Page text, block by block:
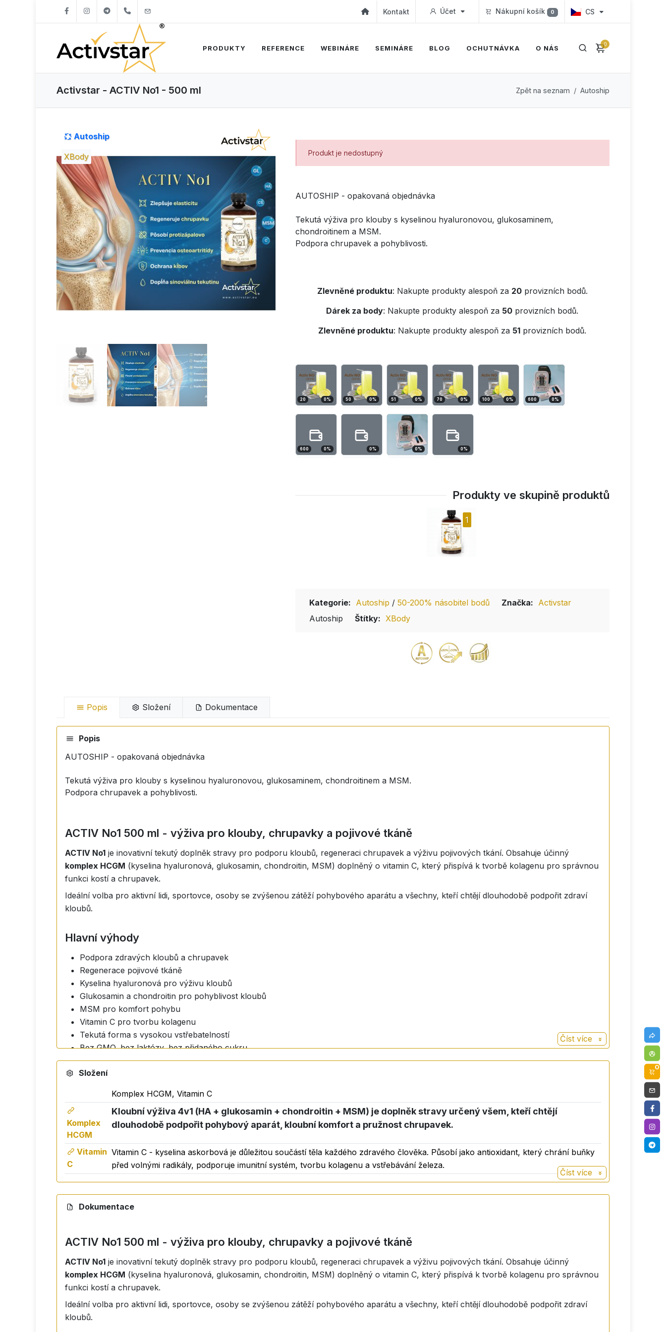
+421904262747 Kontakt Účet Nákupní košík 0 CS
0
PRODUKTY REFERENCE WEBINÁRE SEMINÁRE BLOG OCHUTNÁVKA O NÁS
Activstar - ACTIV No1 - 500 ml Zpět na seznam Autoship
Autoship
XBody Produkt je nedostupný
AUTOSHIP - opakovaná objednávka
Tekutá výživa pro klouby s kyselinou hyaluronovou, glukosaminem,
chondroitinem a MSM.
Podpora chrupavek a pohyblivosti.
Zlevněné produktu: Nakupte produkty alespoň za 20provizních bodů.
Dárek za body: Nakupte produkty alespoň za 50 provizních bodů.
Zlevněné produktu: Nakupte produkty alespoň za 51 provizních bodů.
20 0% 50 0% 51 0% 70 0% 100 0% 600 0%
600 0% 0% 0% 0%
Produkty ve skupině produktů
1
Kategorie: Autoship / 50-200% násobitel bodů Značka: Activstar
Autoship
Štítky: XBody
Popis Složení Dokumentace
Popis
AUTOSHIP - opakovaná objednávka
Tekutá výživa pro klouby s kyselinou hyaluronovou, glukosaminem, chondroitinem a MSM.
Podpora chrupavek a pohyblivosti.
ACTIV No1 500 ml - výživa pro klouby, chrupavky a pojivové tkáně
ACTIV No1 je inovativní tekutý doplněk stravy pro podporu kloubů, regeneraci chrupavek a výživu pojivových tkání. Obsahuje účinný
komplex HCGM (kyselina hyaluronová, glukosamin, chondroitin, MSM) doplněný o vitamin C, který přispívá k tvorbě kolagenu pro správnou
funkci kostí a chrupavek.
Ideální volba pro aktivní lidi, sportovce, osoby se zvýšenou zátěží pohybového aparátu a všechny, kteří chtějí dlouhodobě podpořit zdraví
kloubů.
Hlavní výhody
Podpora zdravých kloubů a chrupavek
Regenerace pojivové tkáně
Kyselina hyaluronová pro výživu kloubů
Glukosamin a chondroitin pro pohyblivost kloubů
MSM pro komfort pohybu
Vitamin C pro tvorbu kolagenu
Tekutá forma s vysokou vstřebatelností
Bez GMO, bez laktózy, bez přidaného cukru
Vhodné pro vegany
Revoluční technologie vstřebávání
To, co dělá ACTIV No1 výjimečným, je jehounikátní forma mikrofiltrace.
Díkyprocesu mikrofiltrace jsou účinné látky ve formě, kterou tělo dokáže vstřebat okamžitě a téměř beze zbytku.
✅Okamžitý nástup.
Složení
HCGM komplex (kyselina hyaluronová, glukosamin sulfát, chondroitin sulfát, methylsulfonylmethan - MSM), vitamin C (kyselina askorbová),
sterilní voda, glycerol, sorban draselný, přírodní sladké pomerančové aroma.
(1 polévková lžíce v 1 dcl vody 2x denně)
Upozornění
Nepřekračujte doporučenou denní dávku. Tento doplněk stravy není náhradou pestré stravy. Není vhodný pro těhotné a kojící ženy a děti do
Číst více
Složení
Komplex HCGM, Vitamin C
Komplex
HCGM
Kloubní výživa 4v1 (HA + glukosamin + chondroitin + MSM) je doplněk stravy určený všem, kteří chtějí
dlouhodobě podpořit pohybový aparát, kloubní komfort a pružnost chrupavek.
Vitamin
C
Vitamin C - kyselina askorbová je důležitou součástí těla každého zdravého člověka. Působí jako antioxidant, který chrání buňky
před volnými radikály, podporuje imunitní systém, tvorbu kolagenu a vstřebávání železa.
Číst více
Dokumentace
ACTIV No1 500 ml - výživa pro klouby, chrupavky a pojivové tkáně
ACTIV No1 je inovativní tekutý doplněk stravy pro podporu kloubů, regeneraci chrupavek a výživu pojivových tkání. Obsahuje účinný
komplex HCGM (kyselina hyaluronová, glukosamin, chondroitin, MSM) doplněný o vitamin C, který přispívá k tvorbě kolagenu pro správnou
funkci kostí a chrupavek.
Ideální volba pro aktivní lidi, sportovce, osoby se zvýšenou zátěží pohybového aparátu a všechny, kteří chtějí dlouhodobě podpořit zdraví
kloubů.
0